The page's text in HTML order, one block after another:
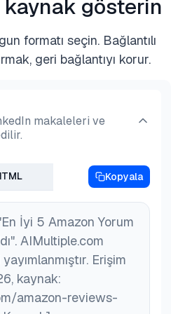
kaynak gösterin
formatı seçin. Bağlantılı
geri bağlantıyı korur.
makaleleri ve
Kopyala
İyi 5 Amazon Yorum
AIMultiple.com
Erişim
kaynak:
amazon-reviews-